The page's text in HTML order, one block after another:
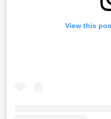
View this